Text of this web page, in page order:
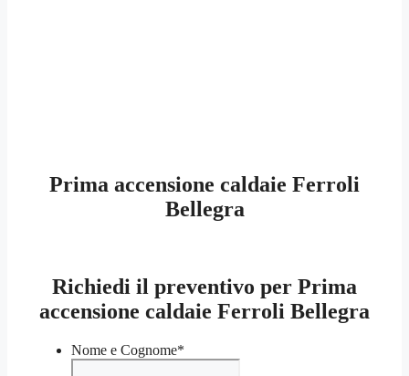
Prima accensione caldaie Ferroli
Bellegra
Richiedi il preventivo per Prima
accensione caldaie Ferroli Bellegra
Nome e Cognome*